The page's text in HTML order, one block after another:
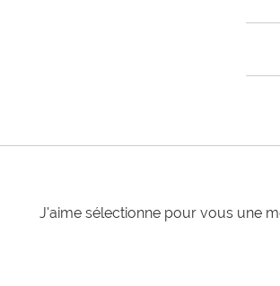
J'aime sélectionne pour vous une